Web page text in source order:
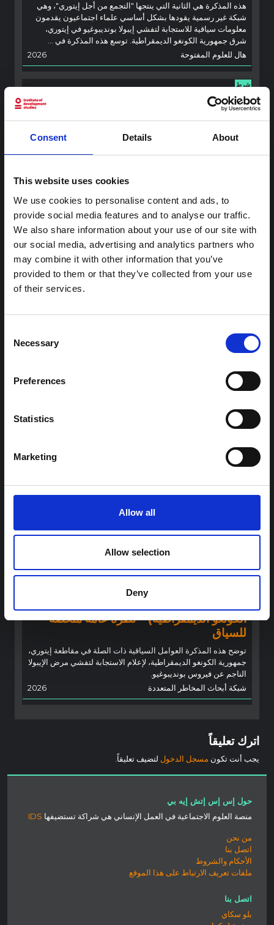
Consent Details About
This website uses cookies
We use cookies to personalise content and ads, to
provide social media features and to analyse our traffic.
We also share information about your use of our site with
our social media, advertising and analytics partners who
may combine it with other information that you’ve
provided to them or that they’ve collected from your use
of their services.
Selection
Necessary
Preferences
Statistics
Marketing
Allow all
Allow selection
Deny
هذه المذكرة هي الثانية التي ينتجها "التجمع من أجل إيتوري"، وهي
شبكة غير رسمية يقودها بشكل أساسي علماء اجتماعيون يقدمون
معلومات سياقية للاستجابة لتفشي إيبولا بونديبوغيو في إيتوري،
شرق جمهورية الكونغو الديمقراطية. توسع هذه المذكرة في ...
هال للعلوم المفتوحة
2026
شرط
ملاحظة سياقية حول تفشي إيبولا بونديبوغيو
في إيتوري (2026)
تقدم هذه المذكرة خلفية سياقية حول مقاطعة إيتوري، التي تتأثر
الأخبار والتطورات الأخيرة في الاستجابة لفيروس إيبولا، بل تقدم
2026
توصيات: التخليق السريع لدروس العلوم
جمهورية الكونغو الديمقراطية
والسلوكية السابقة حول الإيبولا لتسليط الضوء على رؤى حرجة لجهود
الاستجابة المتكيفة محليًا والمدعومة بالسياق.
الكونغو الديمقراطية) – نظرة عامة ملخصة
للسياق
توضح هذه المذكرة العوامل السياقية ذات الصلة في مقاطعة إيتوري،
جمهورية الكونغو الديمقراطية، لإعلام الاستجابة لتفشي مرض الإيبولا
الناجم عن فيروس بونديبوغيو.
شبكة أبحاث المخاطر المتعددة
2026
اترك تعليقاً
يجب أنت تكون مسجل الدخول لتضيف تعليقاً.
حول إس إس إتش إيه بي
منصة العلوم الاجتماعية في العمل الإنساني هي شراكة تستضيفها IDS
من نحن
اتصل بنا
الأحكام والشروط
ملفات تعريف الارتباط على هذا الموقع
اتصل بنا
بلو سكاي